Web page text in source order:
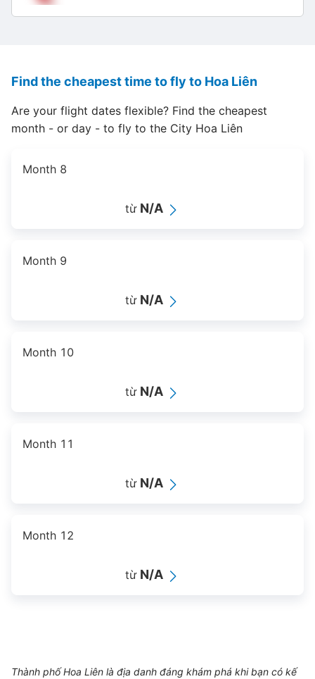
Find the cheapest time to fly to Hoa Liên
Are your flight dates flexible? Find the cheapest
month - or day - to fly to the City Hoa Liên
Month 8
từ N/A
Month 9
từ N/A
Month 10
từ N/A
Month 11
từ N/A
Month 12
từ N/A
Thành phố Hoa Liên là địa danh đáng khám phá khi bạn có kế